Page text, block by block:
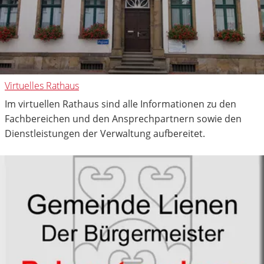
Virtuelles Rathaus
Im virtuellen Rathaus sind alle Informationen zu den
Fachbereichen und den Ansprechpartnern sowie den
Dienstleistungen der Verwaltung aufbereitet.